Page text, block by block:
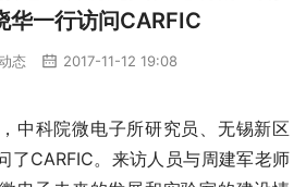
华一行访问CARFIC
态 2017-11-12 19:08
中科院微电子所研究员、无锡新区
了CARFIC。来访人员与周建军老师